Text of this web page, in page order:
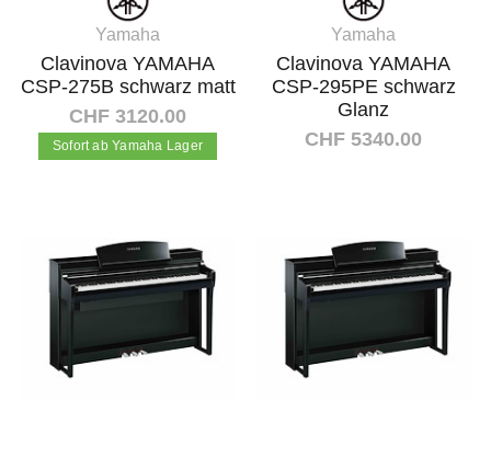
Yamaha
Clavinova YAMAHA
CSP-275B schwarz matt
CHF 3120.00
Sofort ab Yamaha Lager
Yamaha
Clavinova YAMAHA
CSP-295PE schwarz
Glanz
CHF 5340.00